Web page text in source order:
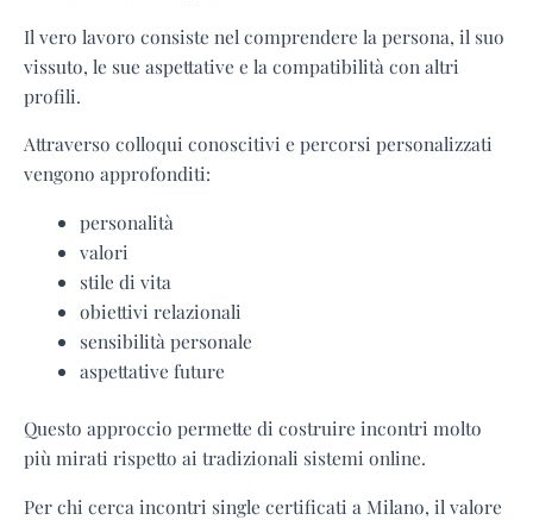
Il vero lavoro consiste nel comprendere la persona, il suo
vissuto, le sue aspettative e la compatibilità con altri
profili.
Attraverso colloqui conoscitivi e percorsi personalizzati
vengono approfonditi:
personalità
valori
stile di vita
obiettivi relazionali
sensibilità personale
aspettative future
Questo approccio permette di costruire incontri molto
più mirati rispetto ai tradizionali sistemi online.
Per chi cerca incontri single certificati a Milano, il valore